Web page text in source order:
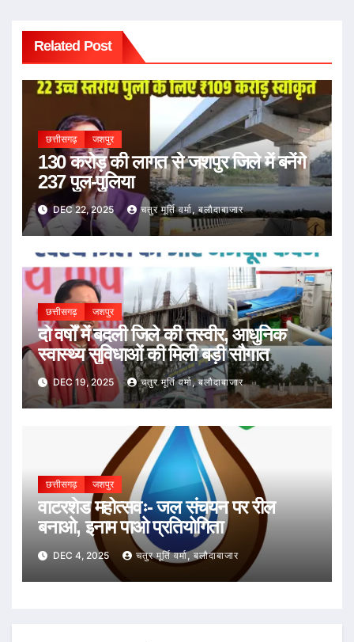
Related Post
छत्तीसगढ़ जशपुर
130 करोड़ की लागत से जशपुर जिले में बनेंगे
237 पुल-पुलिया
DEC 22, 2025 चतुर मूर्ति वर्मा, बलौदाबाजार
छत्तीसगढ़ जशपुर
दो वर्षों में बदली जिले की तस्वीर, आधुनिक
स्वास्थ्य सुविधाओं की मिली बड़ी सौगात
DEC 19, 2025 चतुर मूर्ति वर्मा, बलौदाबाजार
छत्तीसगढ़ जशपुर
वाटरशेड महोत्सवः- जल संचयन पर रील
बनाओ, इनाम पाओ प्रतियोगिता
DEC 4, 2025 चतुर मूर्ति वर्मा, बलौदाबाजार